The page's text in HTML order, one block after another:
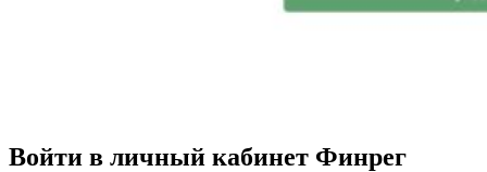
Войти в личный кабинет Финрег